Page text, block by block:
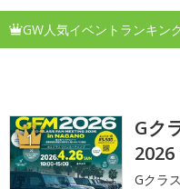
GW人気イベントランキン
1
Gク
Gクラ